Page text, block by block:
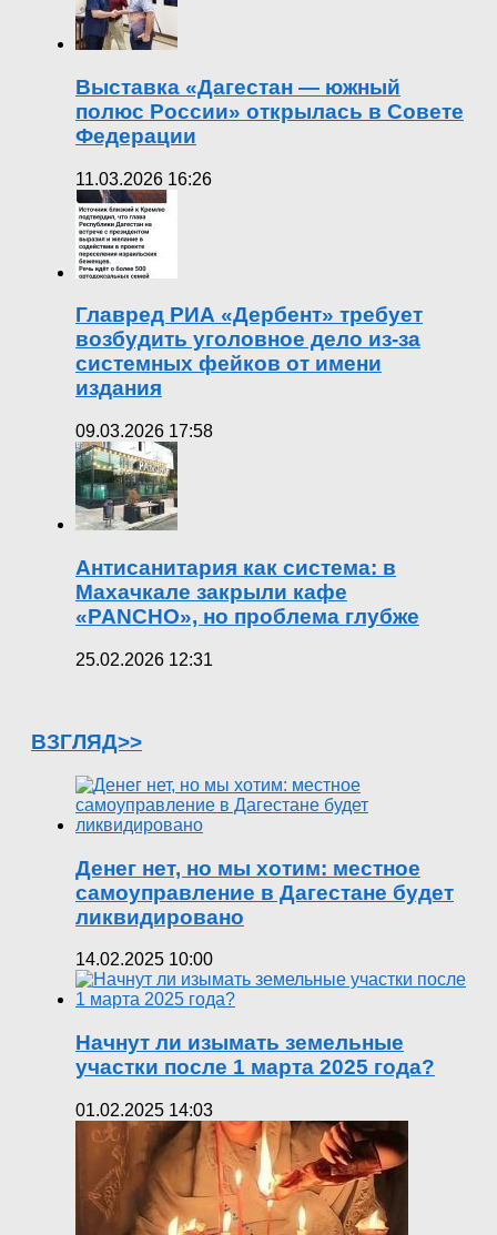
Выставка «Дагестан — южный
полюс России» открылась в Совете
Федерации
11.03.2026 16:26
Главред РИА «Дербент» требует
возбудить уголовное дело из-за
системных фейков от имени
издания
09.03.2026 17:58
Антисанитария как система: в
Махачкале закрыли кафе
«PANCHO», но проблема глубже
25.02.2026 12:31
ВЗГЛЯД>>
Денег нет, но мы хотим: местное
самоуправление в Дагестане будет
ликвидировано
14.02.2025 10:00
Начнут ли изымать земельные
участки после 1 марта 2025 года?
01.02.2025 14:03